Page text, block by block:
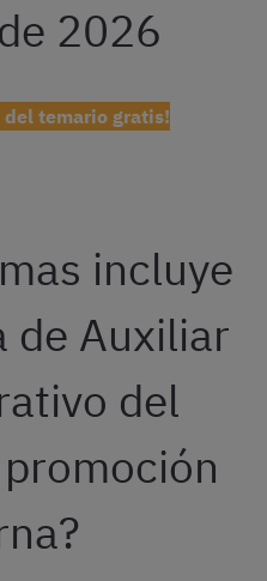
2026
del temario gratis!
incluye
de Auxiliar
del